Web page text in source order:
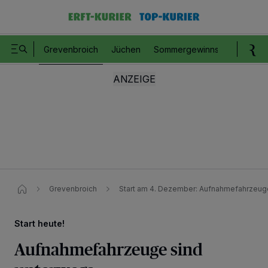
Grevenbroich Jüchen Sommergewinnspiel
Grevenbroich Start am 4. Dezember:
Start heute!
Aufnahmefahrzeuge sind